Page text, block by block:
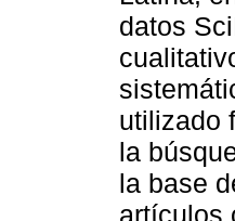
datos
utilizado
la
la base
artículos